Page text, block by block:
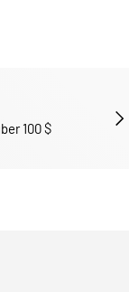
100 $